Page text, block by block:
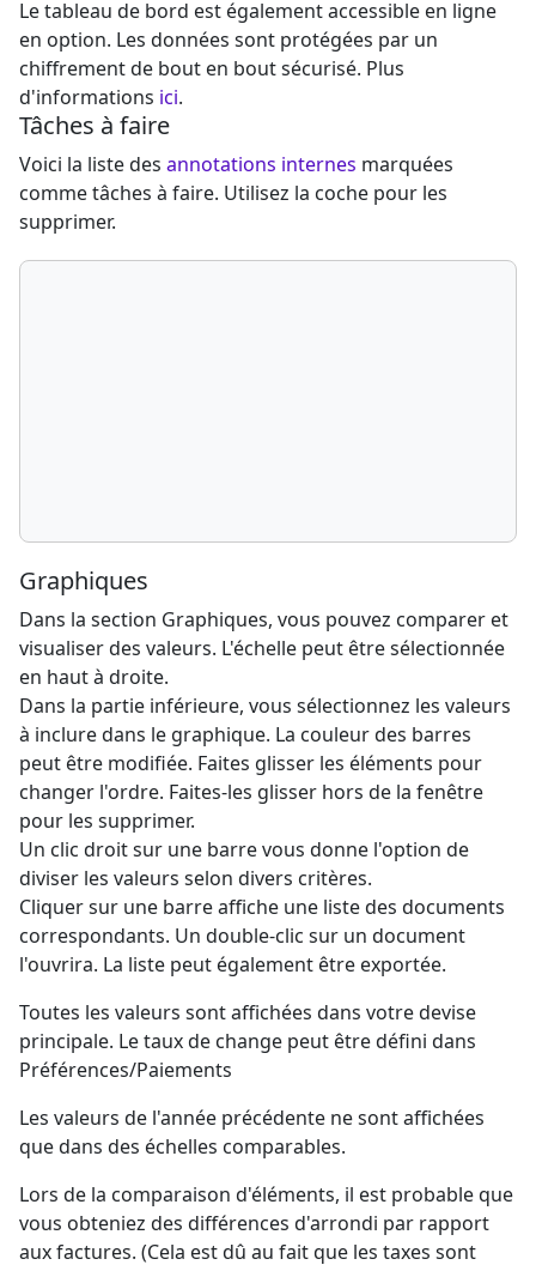
Le tableau de bord est également accessible en ligne
en option. Les données sont protégées par un
chiffrement de bout en bout sécurisé. Plus
d'informations ici.
Tâches à faire
Voici la liste des annotations internes marquées
comme tâches à faire. Utilisez la coche pour les
supprimer.
Graphiques
Dans la section Graphiques, vous pouvez comparer et
visualiser des valeurs. L'échelle peut être sélectionnée
en haut à droite.
Dans la partie inférieure, vous sélectionnez les valeurs
à inclure dans le graphique. La couleur des barres
peut être modifiée. Faites glisser les éléments pour
changer l'ordre. Faites-les glisser hors de la fenêtre
pour les supprimer.
Un clic droit sur une barre vous donne l'option de
diviser les valeurs selon divers critères.
Cliquer sur une barre affiche une liste des documents
correspondants. Un double-clic sur un document
l'ouvrira. La liste peut également être exportée.
Toutes les valeurs sont affichées dans votre devise
principale. Le taux de change peut être défini dans
Préférences/Paiements
Les valeurs de l'année précédente ne sont affichées
que dans des échelles comparables.
Lors de la comparaison d'éléments, il est probable que
vous obteniez des différences d'arrondi par rapport
aux factures. (Cela est dû au fait que les taxes sont